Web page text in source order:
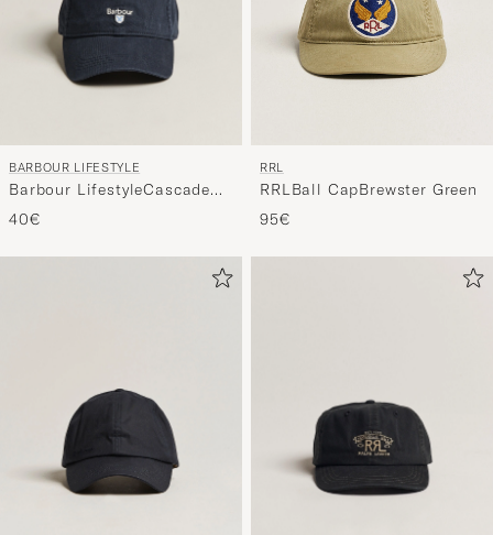
BARBOUR LIFESTYLE
Barbour LifestyleCascade
Sports CapNavy
40€
RRL
RRLBall CapBrewster Green
95€